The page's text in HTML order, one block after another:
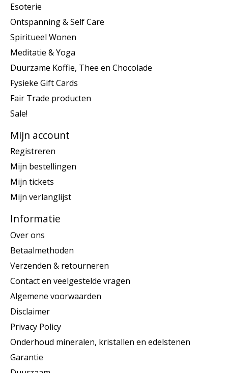
Esoterie
Ontspanning & Self Care
Spiritueel Wonen
Meditatie & Yoga
Duurzame Koffie, Thee en Chocolade
Fysieke Gift Cards
Fair Trade producten
Sale!
Mijn account
Registreren
Mijn bestellingen
Mijn tickets
Mijn verlanglijst
Informatie
Over ons
Betaalmethoden
Verzenden & retourneren
Contact en veelgestelde vragen
Algemene voorwaarden
Disclaimer
Privacy Policy
Onderhoud mineralen, kristallen en edelstenen
Garantie